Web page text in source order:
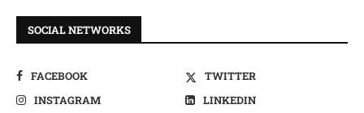
SOCIAL NETWORKS
FACEBOOK
TWITTER
INSTAGRAM
LINKEDIN